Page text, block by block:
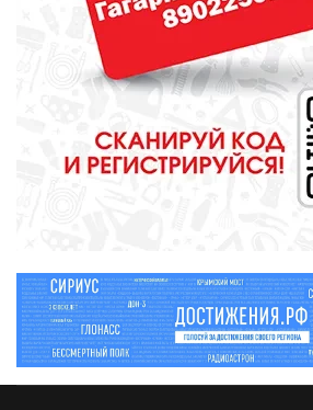
вскармливании
СПОРТ
полицейского